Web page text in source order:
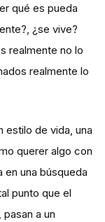
qué es pueda
¿se vive?
realmente no lo
realmente lo
estilo de vida, una
querer algo con
una búsqueda
punto que el
a un